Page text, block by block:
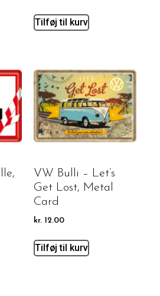
Tilføj til kurv
VW Bulli – Let’s
Get Lost, Metal
Card
kr. 12.00
Tilføj til kurv